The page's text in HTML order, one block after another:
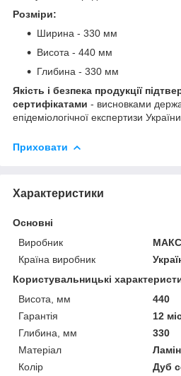
Розміри:
Ширина - 330 мм
Висота - 440 мм
Глибина - 330 мм
Якість і безпека продукції
сертифікатами - висновками
епідеміологічної експертизи України.
Приховати
Характеристики
Основні
Виробник
Країна виробник
Користувальницькі
Висота, мм
440
Гарантія
12
Глибина, мм
330
Матеріал
Колір
Дуб